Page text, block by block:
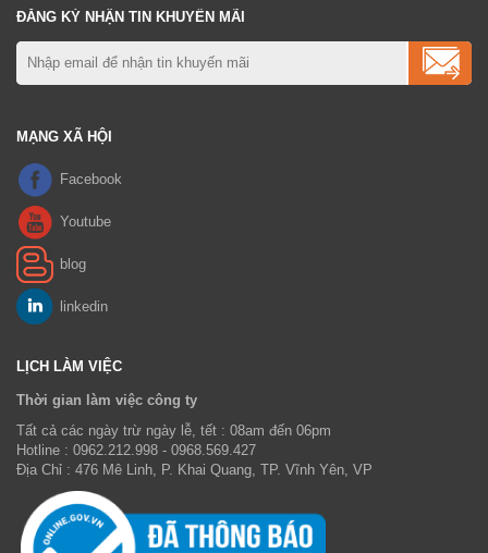
ĐĂNG KÝ NHẬN TIN KHUYẾN MÃI
MẠNG XÃ HỘI
LỊCH LÀM VIỆC
Thời gian làm việc công ty
Tất cả các ngày trừ ngày lễ, tết : 08am đến 06pm
Hotline : 0962.212.998 - 0968.569.427
Địa Chỉ : 476 Mê Linh, P. Khai Quang, TP. Vĩnh Yên, VP